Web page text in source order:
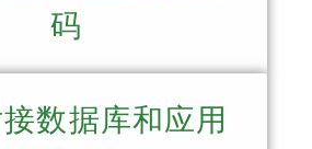
码
数据库和应用